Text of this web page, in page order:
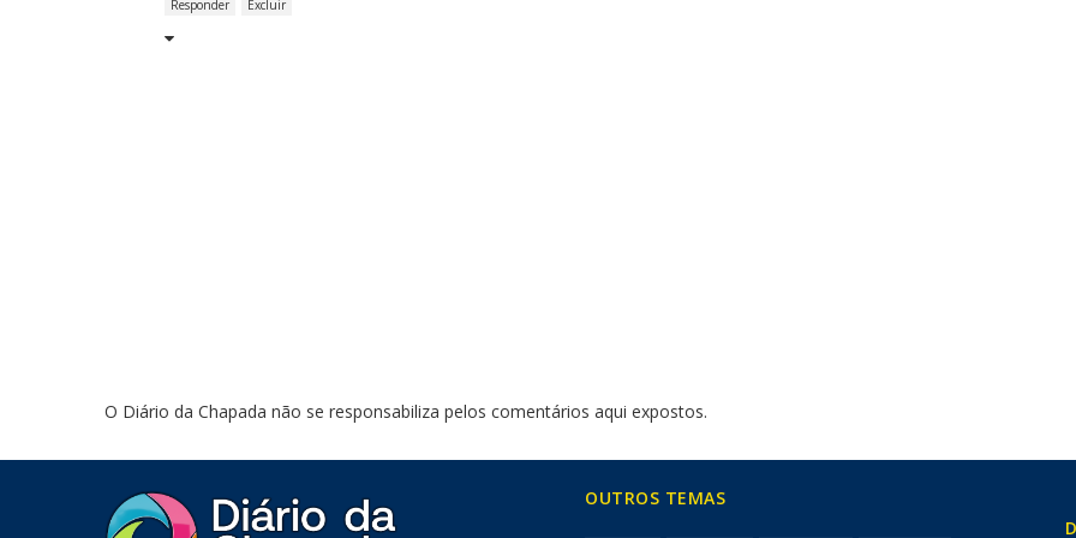
Responder Excluir
O Diário da Chapada não se responsabiliza pelos comentários aqui expostos.
OUTROS TEMAS